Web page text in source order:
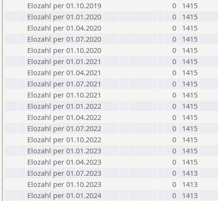
Elozahl per 01.10.2019
0
1415
Elozahl per 01.01.2020
0
1415
Elozahl per 01.04.2020
0
1415
Elozahl per 01.07.2020
0
1415
Elozahl per 01.10.2020
0
1415
Elozahl per 01.01.2021
0
1415
Elozahl per 01.04.2021
0
1415
Elozahl per 01.07.2021
0
1415
Elozahl per 01.10.2021
0
1415
Elozahl per 01.01.2022
0
1415
Elozahl per 01.04.2022
0
1415
Elozahl per 01.07.2022
0
1415
Elozahl per 01.10.2022
0
1415
Elozahl per 01.01.2023
0
1415
Elozahl per 01.04.2023
0
1415
Elozahl per 01.07.2023
0
1413
Elozahl per 01.10.2023
0
1413
Elozahl per 01.01.2024
0
1413